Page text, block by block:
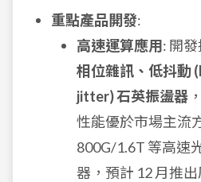
重點產品開發:
高速運算應用: 開
相位雜訊、低抖動
jitter) 石英振盪器
性能優於市場主流
800G/1.6T 等高速
器，預計 12 月推出